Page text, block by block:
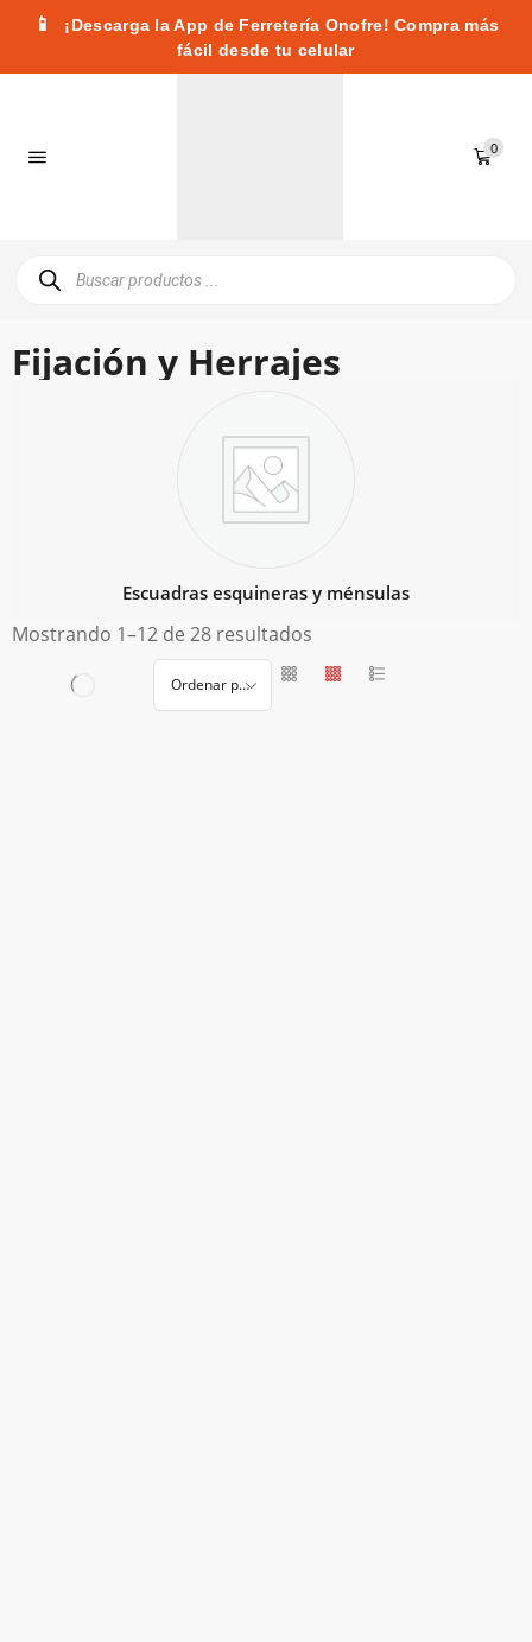
📱
¡Descarga la App de Ferretería Onofre! Compra más
fácil desde tu celular
0
Fijación y Herrajes
Escuadras esquineras y ménsulas
Mostrando 1–12 de 28 resultados